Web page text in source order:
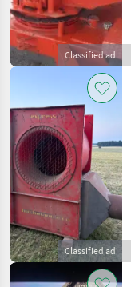
Classified ad
Classified ad